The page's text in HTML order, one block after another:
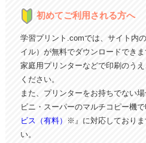
初めてご利用される方へ
学習プリント.comでは、サイト内
イル）が無料でダウンロードできま
家庭用プリンターなどで印刷のう
ください。
また、プリンターをお持ちでない
ビニ・スーパーのマルチコピー機
ビス（有料）
※』に対応しており
い。